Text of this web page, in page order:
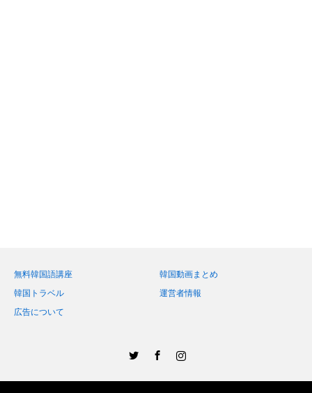
無料韓国語講座
韓国動画まとめ
韓国トラベル
運営者情報
広告について